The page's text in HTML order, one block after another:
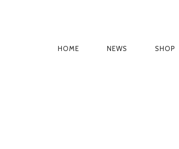
PRIMÄR-
HOME NEWS SHOP